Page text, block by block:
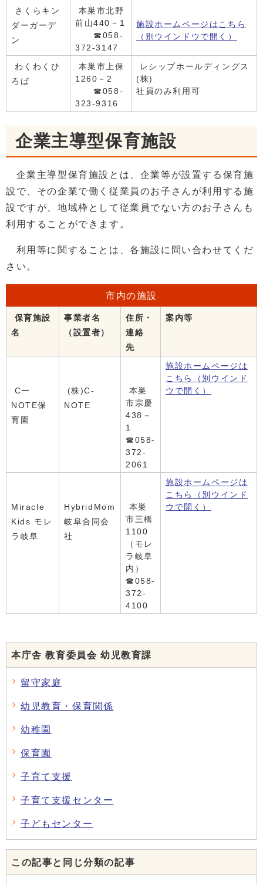
さくらキン
ダーガーデ
ン
本巣市北野
前山440－1
☎058-
372-3147
施設ホームページはこちら
（別ウインドウで開く）
わくわくひ
ろば
本巣市上保
1260－2
☎058-
323-9316
レシップホールディングス
(株)
社員のみ利用可
企業主導型保育施設
企業主導型保育施設とは、企業等が設置する保育施
設で、その企業で働く従業員のお子さんが利用する施
設ですが、地域枠として従業員でない方のお子さんも
利用することができます。
利用等に関することは、各施設に問い合わせてくだ
さい。
市内の施設
保育施設
名
事業者名
（設置者）
住所・
連絡
先
案内等
Cー
NOTE保
育園
(株)C-
NOTE
本巣
市宗慶
438－
1
☎058-
372-
2061
施設ホームページは
こちら
（別ウインド
ウで開く）
Miracle
Kids モレ
ラ岐阜
HybridMom
岐阜合同会
社
本巣
市三橋
1100
（モレ
ラ岐阜
内）
☎058-
372-
4100
施設ホームページは
こちら
（別ウインド
ウで開く）
本庁舎 教育委員会 幼児教育課
留守家庭
幼児教育・保育関係
幼稚園
保育園
子育て支援
子育て支援センター
子どもセンター
この記事と同じ分類の記事